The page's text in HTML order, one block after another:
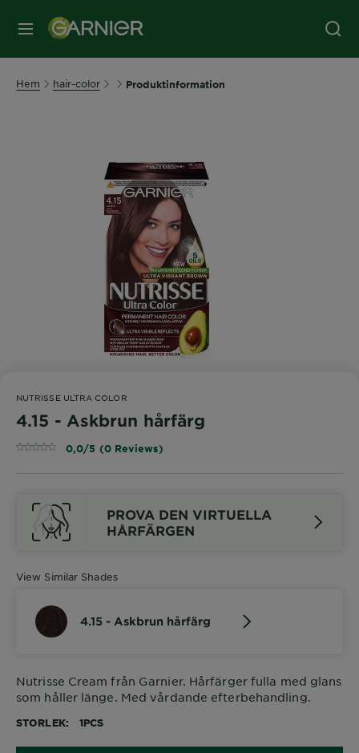
MENY
Hem hair-color Produktinformation
NUTRISSE ULTRA COLOR
4.15 - Askbrun hårfärg
0,0/5 (0 Reviews)
PROVA DEN VIRTUELLA
HÅRFÄRGEN
View Similar Shades
4.15 - Askbrun hårfärg
Nutrisse Cream från Garnier. Hårfärger fulla med glans
som håller länge. Med vårdande efterbehandling.
STORLEK 1PCS